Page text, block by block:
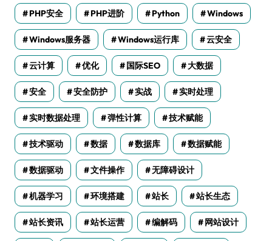
PHP安全 PHP进阶 Python Windows
Windows服务器 Windows运行库 云安全
云计算 优化 国际SEO 大数据
安全 安全防护 实战 实时处理
实时数据处理 弹性计算 技术赋能
技术驱动 数据 数据库 数据赋能
数据驱动 文件操作 无障碍设计
机器学习 环境搭建 站长 站长生态
站长资讯 站长运营 编解码 网站设计